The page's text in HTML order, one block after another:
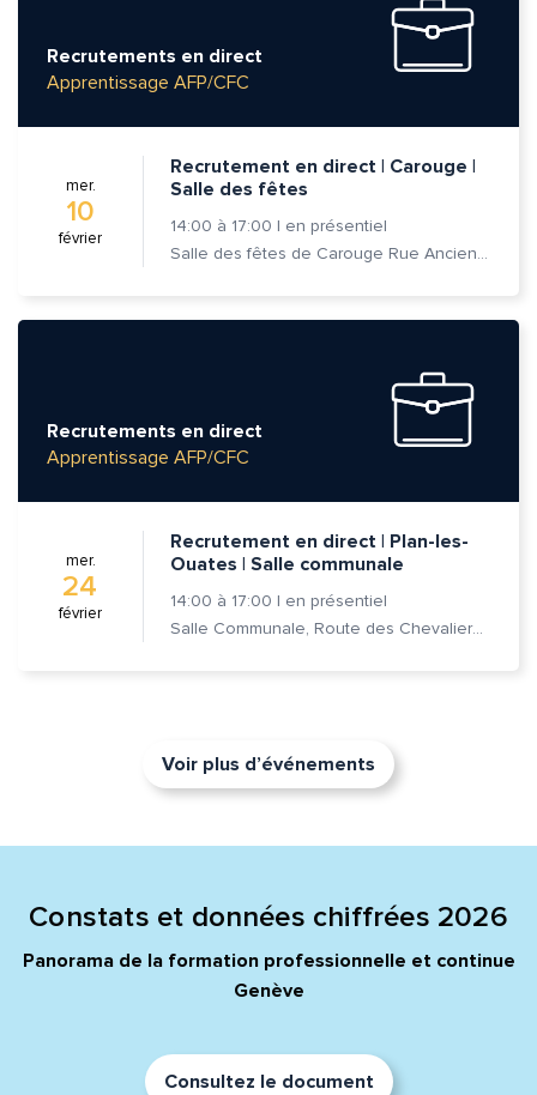
Recrutements en direct
Apprentissage AFP/CFC
mer.
10
février
Recrutement en direct | Carouge |
Salle des fêtes
14:00 à 17:00 | en présentiel
Salle des fêtes de Carouge Rue Ancienne 37, 1227 Carouge
Recrutements en direct
Apprentissage AFP/CFC
mer.
24
février
Recrutement en direct | Plan-les-
Ouates | Salle communale
14:00 à 17:00 | en présentiel
Salle Communale, Route des Chevaliers-de-Malte 7, 1228 Plan-les-Ouates
Voir plus d’événements
Constats et données chiffrées 2026
Panorama de la formation professionnelle et continue
Genève
Consultez le document